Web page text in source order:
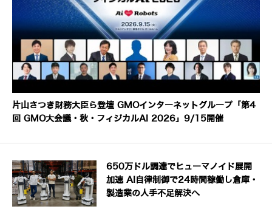
片山さつき財務大臣ら登壇 GMOインターネットグループ「第4
回 GMO大会議・秋・フィジカルAI 2026」9/15開催
650万ドル調達でヒューマノイド展開
加速 AI自律制御で24時間稼働し倉庫・
製造業の人手不足解決へ